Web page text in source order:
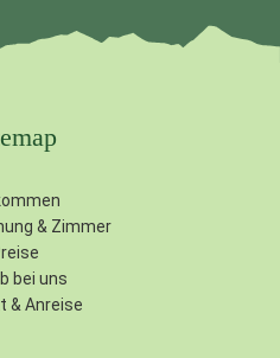
& Zimmer
bei uns
& Anreise